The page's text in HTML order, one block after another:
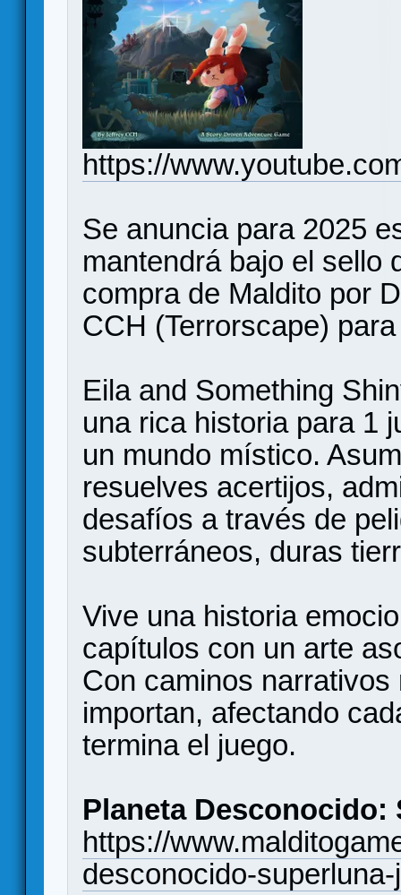
https://
Se anuncia para 2025
mantendrá bajo el sello
compra de Maldito por
CCH (Terrorscape)
Eila and Something
una rica historia para 1
un mundo místico.
resuelves acertijos,
desafíos a través de
subterráneos, duras
Vive una historia
capítulos con un arte
Con caminos
importan, afectando
termina el juego.
Planeta Desconocido:
https://
desconocido-